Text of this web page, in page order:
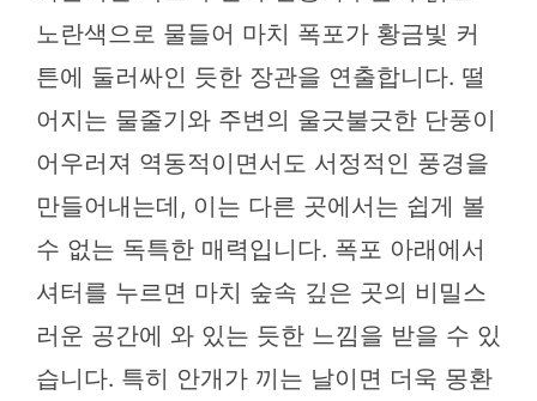
노란색으로 물들어 마치 폭포가 황금빛 커
튼에 둘러싸인 듯한 장관을 연출합니다. 떨
어지는 물줄기와 주변의 울긋불긋한 단풍이
어우러져 역동적이면서도 서정적인 풍경을
만들어내는데, 이는 다른 곳에서는 쉽게 볼
수 없는 독특한 매력입니다. 폭포 아래에서
셔터를 누르면 마치 숲속 깊은 곳의 비밀스
러운 공간에 와 있는 듯한 느낌을 받을 수 있
습니다. 특히 안개가 끼는 날이면 더욱 몽환